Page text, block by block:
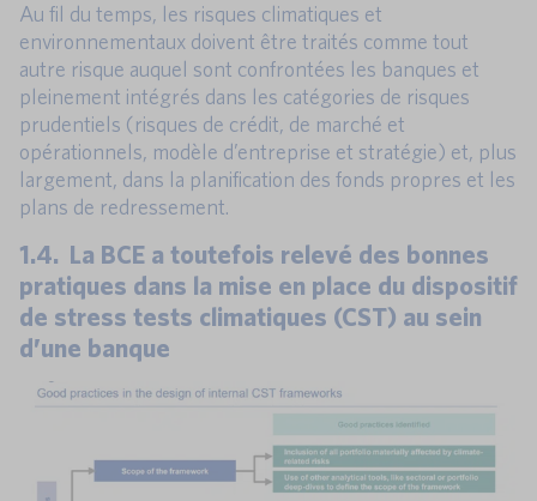
Au fil du temps, les risques climatiques et
environnementaux doivent être traités comme tout
autre risque auquel sont confrontées les banques et
pleinement intégrés dans les catégories de risques
prudentiels (risques de crédit, de marché et
opérationnels, modèle d’entreprise et stratégie) et, plus
largement, dans la planification des fonds propres et les
plans de redressement.
1.4. La BCE a toutefois relevé des bonnes
pratiques dans la mise en place du dispositif
de stress tests climatiques (CST) au sein
d’une banque